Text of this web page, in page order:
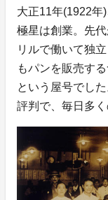
大正11年(1922年
極星は創業。先
リルで働いて独
もパンを販売す
という屋号でし
評判で、毎日多